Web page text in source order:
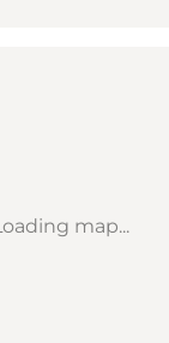
map...